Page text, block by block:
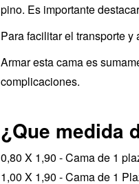
pino. Es importante
Para facilitar el transporte
Armar esta cama es
complicaciones.
¿Que medida
0,80 X 1,90 - Cama de 1
1,00 X 1,90 - Cama de 1